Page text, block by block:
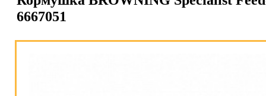
6667051